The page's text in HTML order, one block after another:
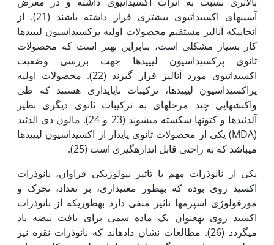
آسیب‏های اکسیداتیوی بیشتری قرار داشته باشند (21). از
آنجایی‏که آنالیز مستقیم محصولات اولیه پرکسیداسیون لیپیدها
کار بسیار مشکلی است، بنابراین بهتر است که محصولات
ثانوی پرکسیداسیون لیپیدها جهت بررسی وضعیت
اکسیداتیوی مورد آنالیز قرار گیرند (22). محصولات اولیه
پراکسیداسیون لیپیدها، ترکیبات ناپایداری هستند که طی
واکنش‏هایی چند مرحله‏ای به ترکیبات ثانوی دیگری نظیر
آلدئیدها و کتون‏ها شکسته می‏شوند (23 و 24). مالون دی الدئید
(MDA) یکی از محصولات ثانوی پایدار از اکسیداسیون لیپیدها
می‏باشد که به راحتی قابل اندازه‏گیری است (25).
یکی از نانوذرات مهم با تاثیر بیولوژیکی فراوان، نانوذرات
اکسید روی بوده که به‏طور معنی‏داری، بر تعداد، تحرک و
مورفولوژی اسپرم‏ها تاثیر منفی دارد به‏طوری‏که از نانوذرات
اکسید روی به‏عنوان یک ماده سمی برای بافت بیضه یاد
می‏گردد (26). مطالعات نشان داده‏اند که نانوذرات نقره نیز